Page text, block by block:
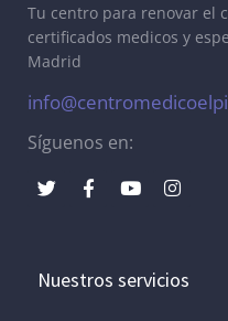
Tu centro para renovar el
certificados medicos y
Madrid
Síguenos en:
Nuestros servicios